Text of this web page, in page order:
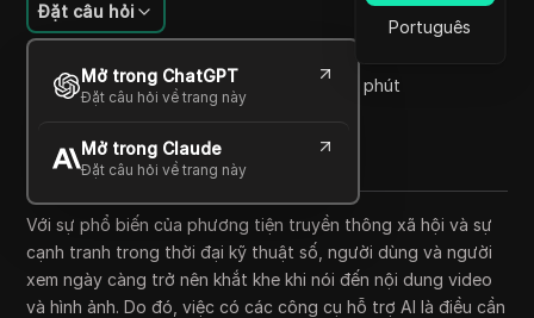
Português
Đặt câu hỏi
Mở trong ChatGPT
Đặt câu hỏi về trang này
Mở trong Claude
Đặt câu hỏi về trang này
Rafael Almeida
20 Th12 2024 39
Đọc trong giây phút
Copy Link
Với sự phổ biến của phương tiện truyền thông xã hội và sự
cạnh tranh trong thời đại kỹ thuật số, người dùng và người
xem ngày càng trở nên khắt khe khi nói đến nội dung video
và hình ảnh. Do đó, việc có các công cụ hỗ trợ AI là điều cần